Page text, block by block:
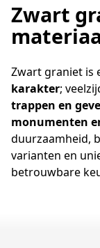
Zwart
Zwart graniet is
karakter;
trappen en
monumenten
duurzaamheid,
varianten en
betrouwbare